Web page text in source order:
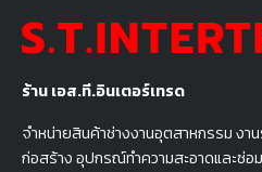
ร้าน เอส.ที.อินเตอร์เทรด
จำหน่ายสินค้าช่างงานอุตสาหกรรม งา
ก่อสร้าง อุปกรณ์ทำความสะอาดและซ่อ